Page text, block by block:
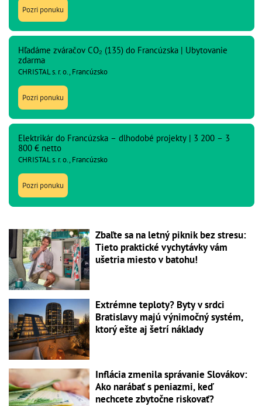
Pozri ponuku
Hľadáme zváračov CO₂ (135) do Francúzska | Ubytovanie
zdarma
CHRISTAL s. r. o., Francúzsko
Pozri ponuku
Elektrikár do Francúzska – dlhodobé projekty | 3 200 – 3
800 € netto
CHRISTAL s. r. o., Francúzsko
Pozri ponuku
Zbaľte sa na letný piknik bez stresu:
Tieto praktické vychytávky vám
ušetria miesto v batohu!
Extrémne teploty? Byty v srdci
Bratislavy majú výnimočný systém,
ktorý ešte aj šetrí náklady
Inflácia zmenila správanie Slovákov:
Ako narábať s peniazmi, keď
nechcete zbytočne riskovať?